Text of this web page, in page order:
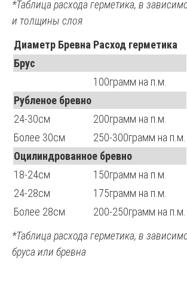
*Таблица расхода герметика, в
и толщины слоя
Диаметр Бревна Расход герметика
Брус
100грамм на п.м.
Рубленое бревно
24-30см
200грамм на п.м.
Более 30см
250-300грамм на п.м.
Оцилиндрованное бревно
18-24см
150грамм на п.м.
24-28см
175грамм на п.м.
Более 28см
200-250грамм на п.м.
*Таблица расхода герметика, в
бруса или бревна